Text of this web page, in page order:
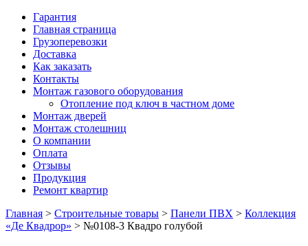
Гарантия
Главная страница
Грузоперевозки
Доставка
Как заказать
Контакты
Монтаж газового оборудования
Отопление под ключ в частном доме
Монтаж дверей
Монтаж столешниц
О компании
Оплата
Отзывы
Продукция
Ремонт квартир
Главная > Строительные товары > Панели ПВХ > Коллекция
«Де Квадрор» > №0108-3 Квадро голубой